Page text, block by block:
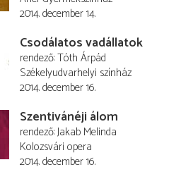
2014. december 14.
Csodálatos vadállatok
rendező Tóth Árpád
Székelyudvarhelyi színház
2014. december 16.
Szentivánéji álom
rendező Jakab Melinda
Kolozsvári opera
2014. december 16.